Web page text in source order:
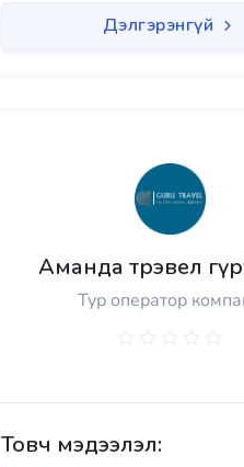
Дэлгэрэнгүй
Аманда трэвел
Тур оператор
Товч мэдээлэл: